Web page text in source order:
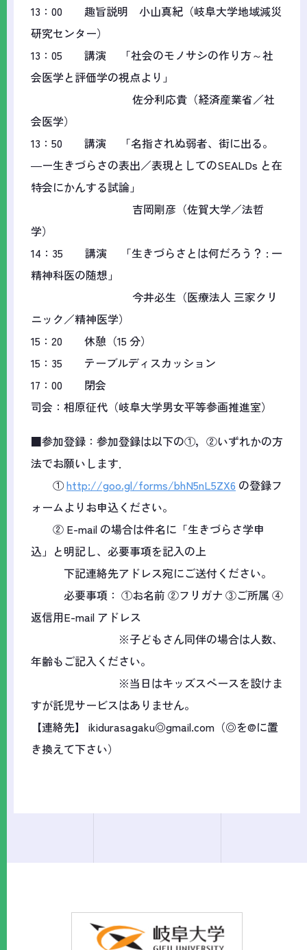
13：00 趣旨説明 小山真紀（岐阜大学地域減災
研究センター）
13：05 講演 「社会のモノサシの作り方～社
会医学と評価学の視点より」
佐分利応貴（経済産業省／社
会医学）
13：50 講演 「名指されぬ弱者、街に出る。
―ー生きづらさの表出／表現としてのSEALDs と在
特会にかんする試論」
吉岡剛彦（佐賀大学／法哲
学）
14：35 講演 「生きづらさとは何だろう？ : 一
精神科医の随想」
今井必生（医療法人 三家クリ
ニック／精神医学）
15：20 休憩（15 分）
15：35 テーブルディスカッション
17：00 閉会
司会：相原征代（岐阜大学男女平等参画推進室）
■参加登録：参加登録は以下の①，②いずれかの方
法でお願いします．
①http://goo.gl/forms/bhN5nL5ZX6 の登録フ
ォームよりお申込ください。
② E-mail の場合は件名に「生きづらさ学申
込」と明記し、必要事項を記入の上
下記連絡先アドレス宛にご送付ください。
必要事項： ①お名前 ②フリガナ ③ご所属 ④
返信用E-mail アドレス
※子どもさん同伴の場合は人数、
年齢もご記入ください。
※当日はキッズスペースを設けま
すが託児サービスはありません。
【連絡先】 ikidurasagaku◎gmail.com（◎を@に置
き換えて下さい）